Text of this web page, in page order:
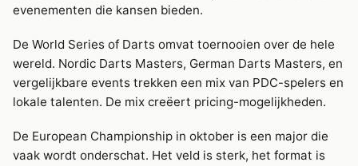
evenementen die kansen bieden.
De World Series of Darts omvat toernooien over de hele
wereld. Nordic Darts Masters, German Darts Masters, en
vergelijkbare events trekken een mix van PDC-spelers en
lokale talenten. De mix creëert pricing-mogelijkheden.
De European Championship in oktober is een major die
vaak wordt onderschat. Het veld is sterk, het format is